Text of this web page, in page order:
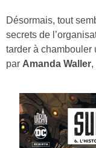
Désormais, tout
secrets de
tarder à chambouler
par Amanda Waller,